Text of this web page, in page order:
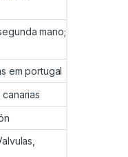
mano;
em portugal